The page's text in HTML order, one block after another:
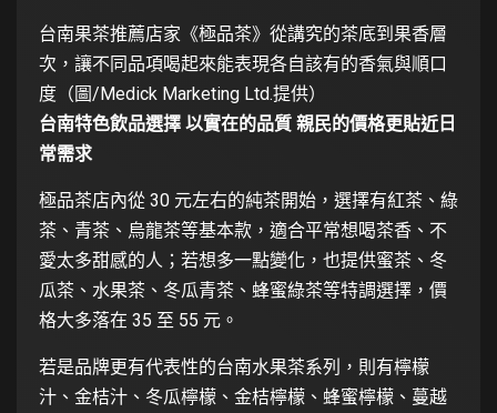
台南果茶推薦店家《極品茶》從講究的茶底到果香層
次，讓不同品項喝起來能表現各自該有的香氣與順口
度（圖/Medick Marketing Ltd.提供）
台南特色飲品選擇 以實在的品質 親民的價格更貼近日
常需求
極品茶店內從 30 元左右的純茶開始，選擇有紅茶、綠
茶、青茶、烏龍茶等基本款，適合平常想喝茶香、不
愛太多甜感的人；若想多一點變化，也提供蜜茶、冬
瓜茶、水果茶、冬瓜青茶、蜂蜜綠茶等特調選擇，價
格大多落在 35 至 55 元。
若是品牌更有代表性的台南水果茶系列，則有檸檬
汁、金桔汁、冬瓜檸檬、金桔檸檬、蜂蜜檸檬、蔓越